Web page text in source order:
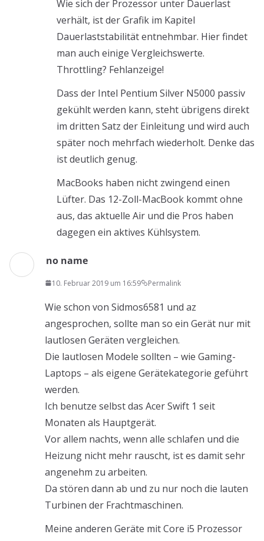
Wie sich der Prozessor unter Dauerlast
verhält, ist der Grafik im Kapitel
Dauerlaststabilität entnehmbar. Hier findet
man auch einige Vergleichswerte.
Throttling? Fehlanzeige!
Dass der Intel Pentium Silver N5000 passiv
gekühlt werden kann, steht übrigens direkt
im dritten Satz der Einleitung und wird auch
später noch mehrfach wiederholt. Denke das
ist deutlich genug.
MacBooks haben nicht zwingend einen
Lüfter. Das 12-Zoll-MacBook kommt ohne
aus, das aktuelle Air und die Pros haben
dagegen ein aktives Kühlsystem.
no name
10. Februar 2019 um 16:59 Permalink
Wie schon von Sidmos6581 und az
angesprochen, sollte man so ein Gerät nur mit
lautlosen Geräten vergleichen.
Die lautlosen Modele sollten – wie Gaming-
Laptops – als eigene Gerätekategorie geführt
werden.
Ich benutze selbst das Acer Swift 1 seit
Monaten als Hauptgerät.
Vor allem nachts, wenn alle schlafen und die
Heizung nicht mehr rauscht, ist es damit sehr
angenehm zu arbeiten.
Da stören dann ab und zu nur noch die lauten
Turbinen der Frachtmaschinen.
Meine anderen Geräte mit Core i5 Prozessor